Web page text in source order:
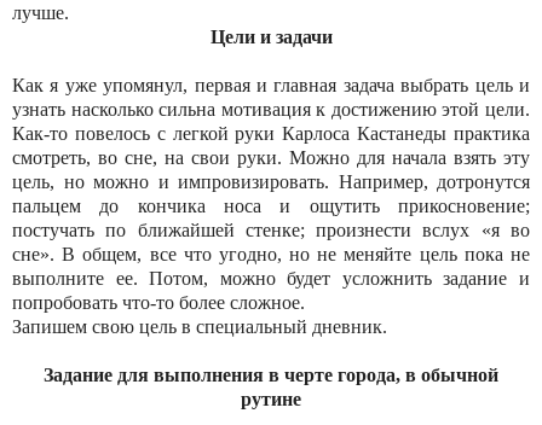
лучше.
Цели и задачи
Как я уже упомянул, первая и главная задача выбрать цель и
узнать насколько сильна мотивация к достижению этой цели.
Как-то повелось с легкой руки Карлоса Кастанеды практика
смотреть, во сне, на свои руки. Можно для начала взять эту
цель, но можно и импровизировать. Например, дотронутся
пальцем до кончика носа и ощутить прикосновение;
постучать по ближайшей стенке; произнести вслух «я во
сне». В общем, все что угодно, но не меняйте цель пока не
выполните ее. Потом, можно будет усложнить задание и
попробовать что-то более сложное.
Запишем свою цель в специальный дневник.
Задание для выполнения в черте города, в обычной
рутине